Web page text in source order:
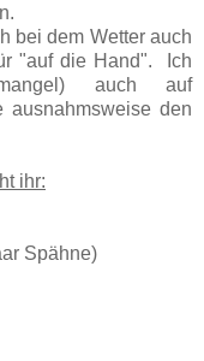
bei dem Wetter auch
"auf die Hand". Ich
auch auf
ausnahmsweise den
ihr:
Spähne)